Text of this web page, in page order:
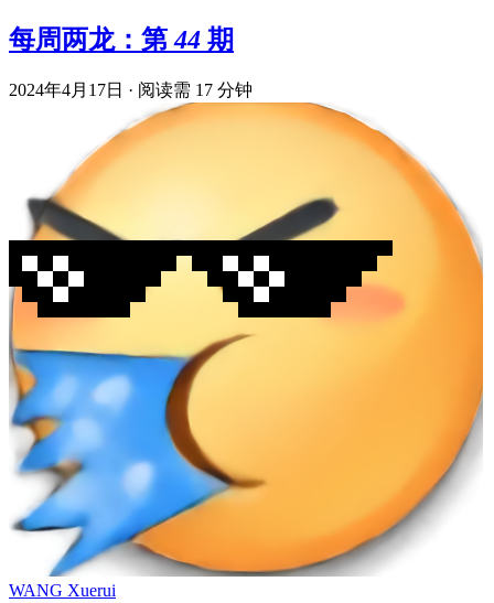
每周两龙：第 44 期
2024年4月17日 · 阅读需 17 分钟
WANG Xuerui